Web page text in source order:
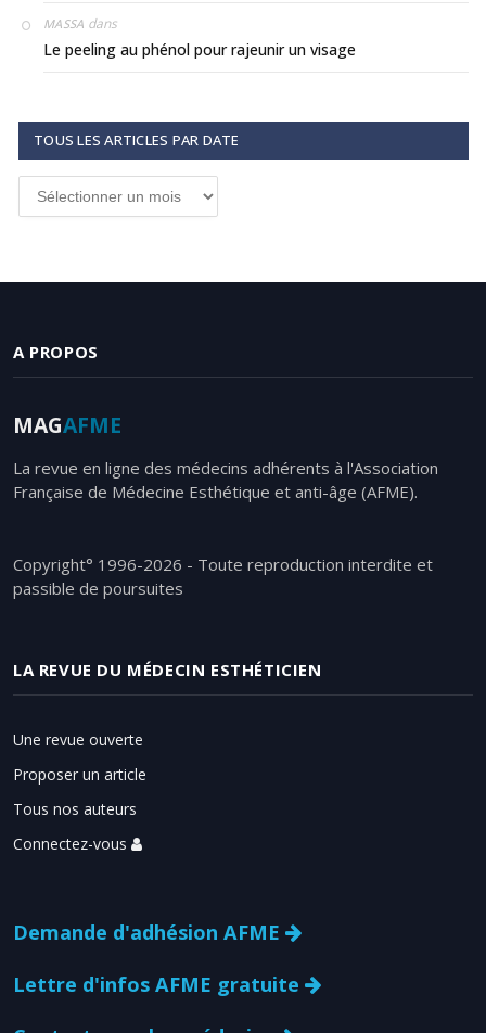
MASSA dans
Le peeling au phénol pour rajeunir un visage
TOUS LES ARTICLES PAR DATE
A PROPOS
MAGAFME
La revue en ligne des médecins adhérents à l'Association
Française de Médecine Esthétique et anti-âge (AFME).
Copyright° 1996-2026 - Toute reproduction interdite et
passible de poursuites
LA REVUE DU MÉDECIN ESTHÉTICIEN
Une revue ouverte
Proposer un article
Tous nos auteurs
Connectez-vous
Demande d'adhésion AFME
Lettre d'infos AFME gratuite